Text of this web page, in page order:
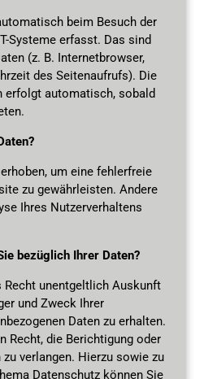
beim Besuch der
Systeme erfasst. Das sind
(z. B. Internetbrowser,
des Seitenaufrufs). Die
erfolgt automatisch, sobald
um eine fehlerfreie
zu gewährleisten. Andere
Ihres Nutzerverhaltens
bezüglich Ihrer Daten?
Recht unentgeltlich Auskunft
und Zweck Ihrer
Daten zu erhalten.
Recht, die Berichtigung oder
verlangen. Hierzu sowie zu
Datenschutz können Sie